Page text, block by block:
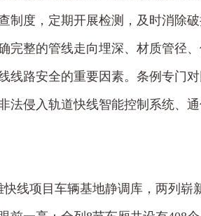
制度，定期开展检测，及时消除
完整的管线走向埋深、材质管径、
线路安全的重要因素。条例专门
法侵入轨道快线智能控制系统、通
线项目车辆基地静调库，两列崭